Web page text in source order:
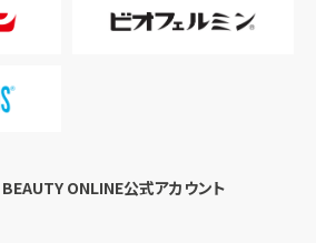
ONLINE公式アカウント